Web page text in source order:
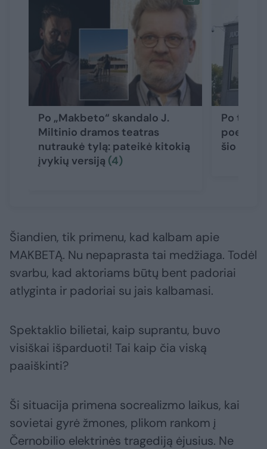
Po „Makbeto“ skandalo J.
Miltinio dramos teatras
nutraukė tylą: pateikė kitokią
įvykių versiją (4)
Po
poetės
šio
Šiandien, tik primenu, kad kalbam apie
MAKBETĄ. Nu nepaprasta tai medžiaga. Todėl
svarbu, kad aktoriams būtų bent padoriai
atlyginta ir padoriai su jais kalbamasi.
Spektaklio bilietai, kaip suprantu, buvo
visiškai išparduoti! Tai kaip čia viską
paaiškinti?
Ši situacija primena socrealizmo laikus, kai
sovietai gyrė žmones, plikom rankom į
Černobilio elektrinės tragediją ėjusius. Ne